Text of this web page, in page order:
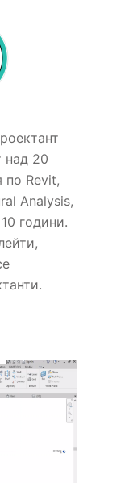
над 20
по Revit,
Analysis,
години.